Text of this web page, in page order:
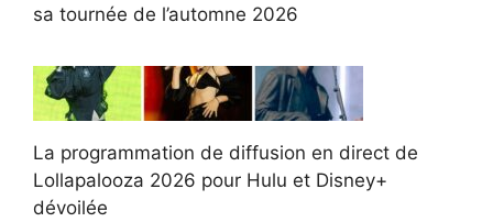
sa tournée de l’automne 2026
La programmation de diffusion en direct de
Lollapalooza 2026 pour Hulu et Disney+
dévoilée